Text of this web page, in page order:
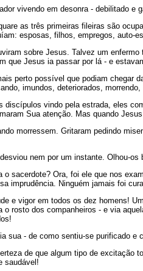
vivendo em desonra - debilitado e
as três primeiras fileiras são
esposas, filhos, empregos,
sobre Jesus. Talvez um
que Jesus ia passar por lá - e
perto possível que podiam
imundos, deteriorados,
vindo pela estrada, eles
Sua atenção. Mas quando
morressem. Gritaram pedindo
nem por um instante. Olhou-
o sacerdote? Ora, foi ele que nos
imprudência. Ninguém jamais foi
e vigor em todos os dez homens!
rosto dos companheiros - e via
sua - de como sentiu-se purificado
de que algum tipo de excitação
saudável!